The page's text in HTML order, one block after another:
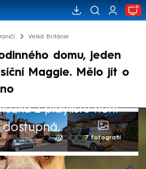
Velká Británie
domu, jeden
Maggie. Mělo jít o
z playlistu není
dostupná.
7 fotografií